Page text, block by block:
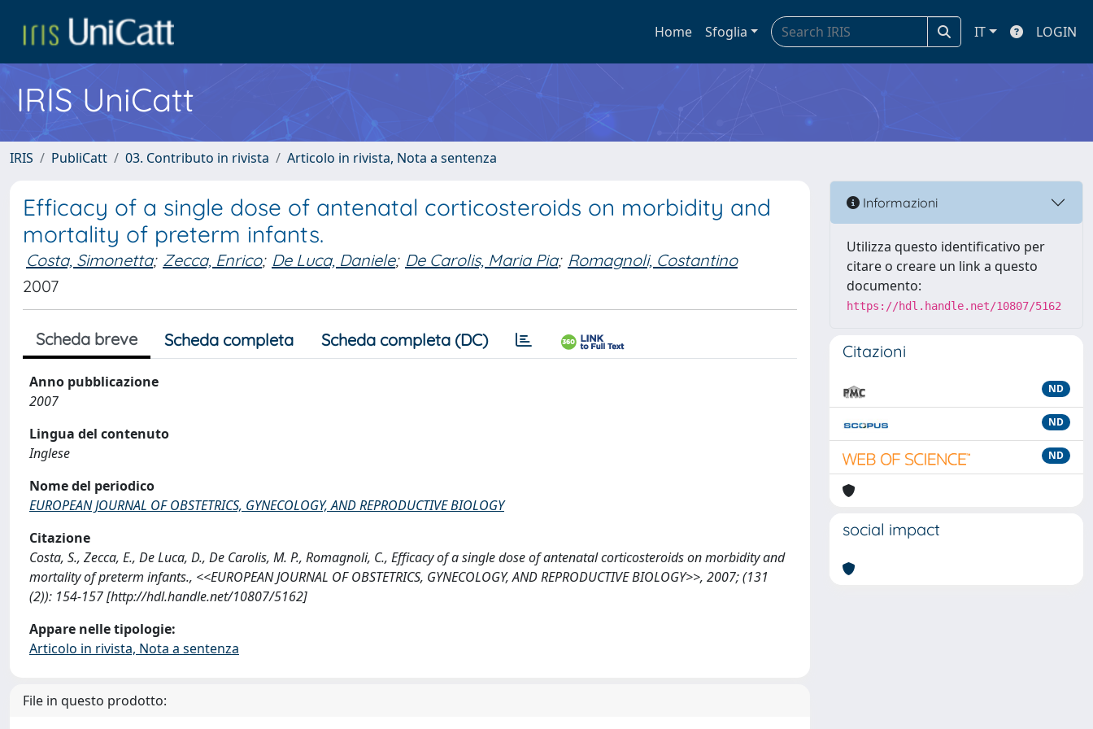
Home Sfoglia IT LOGIN
IRIS UniCatt
IRIS PubliCatt 03. Contributo in rivista Articolo in rivista, Nota a sentenza
Efficacy of a single dose of antenatal corticosteroids on morbidity and
mortality of preterm infants.
Costa, Simonetta; Zecca, Enrico; De Luca, Daniele; De Carolis, Maria Pia; Romagnoli, Costantino
2007
Scheda breve Scheda completa Scheda completa (DC)
Anno pubblicazione
2007
Lingua del contenuto
Inglese
Nome del periodico
EUROPEAN JOURNAL OF OBSTETRICS, GYNECOLOGY, AND REPRODUCTIVE BIOLOGY
Citazione
Costa, S., Zecca, E., De Luca, D., De Carolis, M. P., Romagnoli, C., Efficacy of a single dose of antenatal corticosteroids on morbidity and
mortality of preterm infants., <<EUROPEAN JOURNAL OF OBSTETRICS, GYNECOLOGY, AND REPRODUCTIVE BIOLOGY>>, 2007; (131
(2)): 154-157 [http://hdl.handle.net/10807/5162]
Appare nelle tipologie:
Articolo in rivista, Nota a sentenza
File in questo prodotto:
Informazioni
Utilizza questo identificativo per
citare o creare un link a questo
documento:
https://hdl.handle.net/10807/5162
Citazioni
ND
ND
ND
social impact